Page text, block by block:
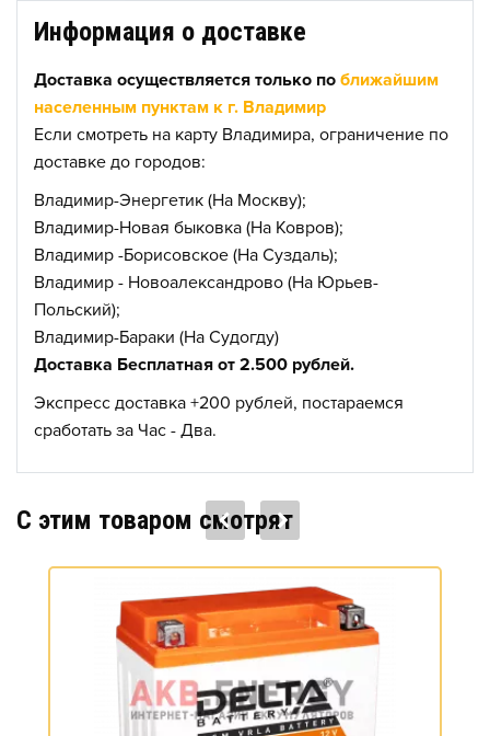
Информация о доставке
Доставка осуществляется только по ближайшим
населенным пунктам к г. Владимир
Если смотреть на карту Владимира, ограничение по
доставке до городов:
Владимир-Энергетик (На Москву);
Владимир-Новая быковка (На Ковров);
Владимир -Борисовское (На Суздаль);
Владимир - Новоалександрово (На Юрьев-
Польский);
Владимир-Бараки (На Судогду)
Доставка Бесплатная от 2.500 рублей.
Экспресс доставка +200 рублей, постараемся
сработать за Час - Два.
C этим товаром смотрят